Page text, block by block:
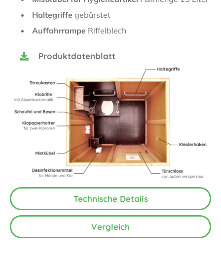
Technische Details
Vergleich
Haltegriffe gebürstet
Auffahrrampe Riffelblech
Produktdatenblatt